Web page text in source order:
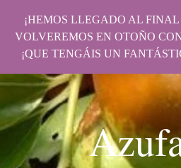
¡HEMOS LLEGADO AL
VOLVEREMOS EN OTOÑO
¡QUE TENGÁIS UN